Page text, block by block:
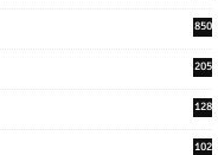
850
205
128
102